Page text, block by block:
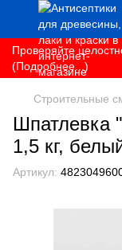
Проверяйте
(Подробнее...)
Строительные
1,5 кг,
Артикул: